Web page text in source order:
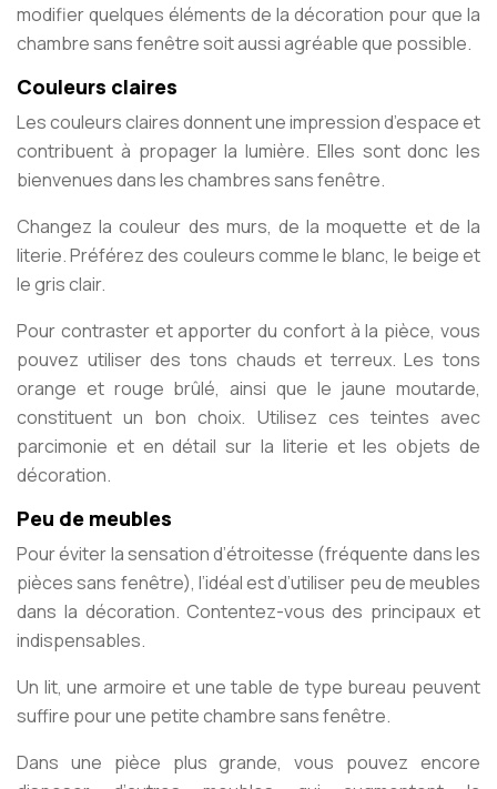
modifier quelques éléments de la décoration pour que la
chambre sans fenêtre soit aussi agréable que possible.
Couleurs claires
Les couleurs claires donnent une impression d’espace et
contribuent à propager la lumière. Elles sont donc les
bienvenues dans les chambres sans fenêtre.
Changez la couleur des murs, de la moquette et de la
literie. Préférez des couleurs comme le blanc, le beige et
le gris clair.
Pour contraster et apporter du confort à la pièce, vous
pouvez utiliser des tons chauds et terreux. Les tons
orange et rouge brûlé, ainsi que le jaune moutarde,
constituent un bon choix. Utilisez ces teintes avec
parcimonie et en détail sur la literie et les objets de
décoration.
Peu de meubles
Pour éviter la sensation d’étroitesse (fréquente dans les
pièces sans fenêtre), l’idéal est d’utiliser peu de meubles
dans la décoration. Contentez-vous des principaux et
indispensables.
Un lit, une armoire et une table de type bureau peuvent
suffire pour une petite chambre sans fenêtre.
Dans une pièce plus grande, vous pouvez encore